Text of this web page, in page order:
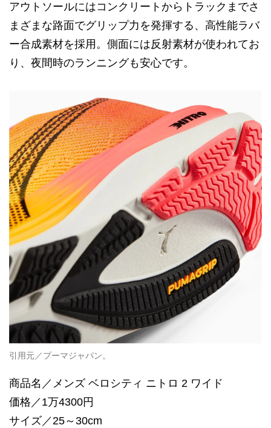
アウトソールにはコンクリートからトラックまでさ
まざまな路面でグリップ力を発揮する、高性能ラバ
ー合成素材を採用。側面には反射素材が使われてお
り、夜間時のランニングも安心です。
引用元／プーマジャパン。
商品名／メンズ ベロシティ ニトロ 2 ワイド
価格／1万4300円
サイズ／25～30cm